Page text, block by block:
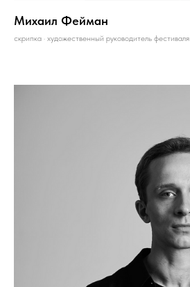
Михаил Фейман
скрипка · художественный руководитель фестиваля